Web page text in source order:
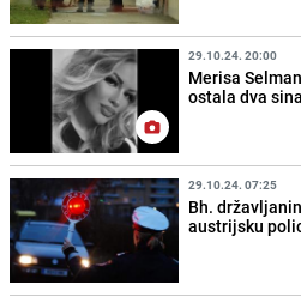
29.10.24. 20:00
Merisa
ostala dva
29.10.24. 07:25
Bh.
austrijsku